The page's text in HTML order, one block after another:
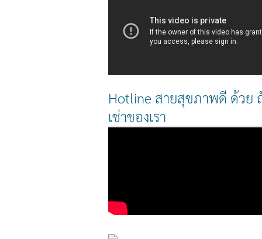
Hotline สายสุขภาพดี ด้วย
เช่าของเรา